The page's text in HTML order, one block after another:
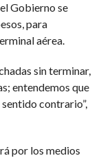
Gobierno se
para
aérea.
sin terminar,
entendemos que
contrario”,
por los medios